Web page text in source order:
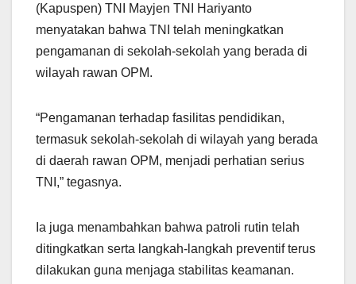
(Kapuspen) TNI Mayjen TNI Hariyanto
menyatakan bahwa TNI telah meningkatkan
pengamanan di sekolah-sekolah yang berada di
wilayah rawan OPM.
“Pengamanan terhadap fasilitas pendidikan,
termasuk sekolah-sekolah di wilayah yang berada
di daerah rawan OPM, menjadi perhatian serius
TNI,” tegasnya.
Ia juga menambahkan bahwa patroli rutin telah
ditingkatkan serta langkah-langkah preventif terus
dilakukan guna menjaga stabilitas keamanan.